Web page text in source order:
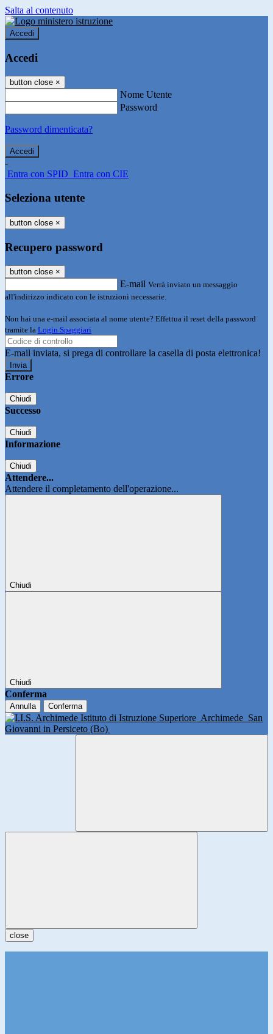
Salta al contenuto
Accedi
Accedi
button close ×
Nome Utente
Password
Password dimenticata?
-
Entra con SPID Entra con CIE
Seleziona utente
button close ×
Recupero password
button close ×
E-mail Verrà inviato un messaggio
all'indirizzo indicato con le istruzioni necessarie.
Non hai una e-mail associata al nome utente? Effettua il reset della password
tramite la Login Spaggiari
E-mail inviata, si prega di controllare la casella di posta elettronica!
Errore
Chiudi
Successo
Chiudi
Informazione
Chiudi
Attendere...
Attendere il completamento dell'operazione...
Chiudi
Chiudi
Conferma
Annulla Conferma
Istituto di Istruzione Superiore Archimede San
Giovanni in Persiceto (Bo)
close